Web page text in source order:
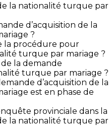
la nationalité turque par
d’acquisition de la
?
la procédure pour
turque par mariage ?
la demande
turque par mariage ?
d’acquisition de la
est en phase de
provinciale dans la
la nationalité turque par